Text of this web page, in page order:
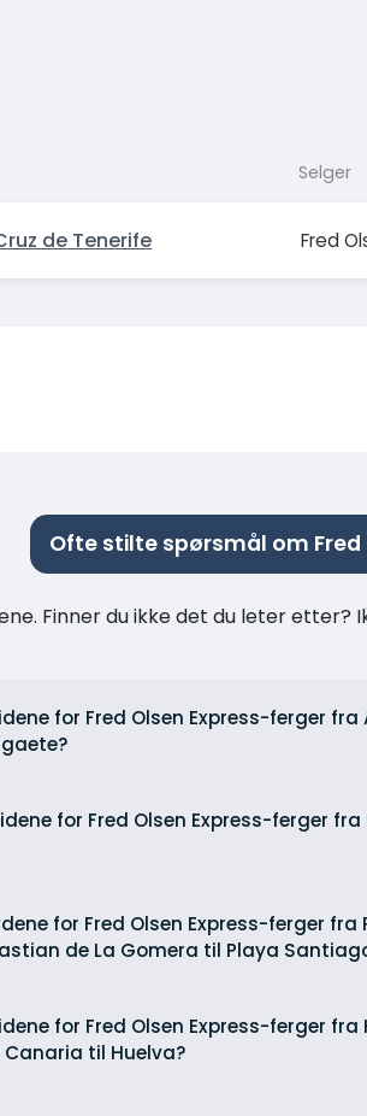
Selger
de Tenerife Fred
Ofte stilte spørsmål om Fred
Finner du ikke det du leter etter?
for Fred Olsen Express-ferger
for Fred Olsen Express-ferger
for Fred Olsen Express-ferger
de La Gomera til Playa
for Fred Olsen Express-ferger
til Huelva?